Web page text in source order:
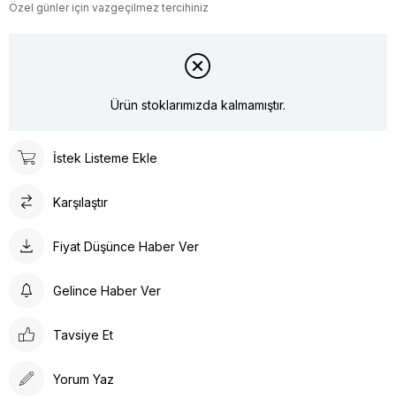
Özel günler için vazgeçilmez tercihiniz
Ürün stoklarımızda kalmamıştır.
İstek Listeme Ekle
Karşılaştır
Fiyat Düşünce Haber Ver
Gelince Haber Ver
Tavsiye Et
Yorum Yaz